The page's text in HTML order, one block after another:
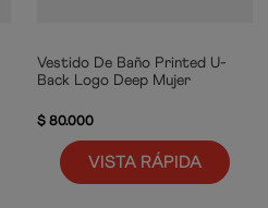
Vestido De Baño Printed U-
Back Logo Deep Mujer
$80.000
VISTA RÁPIDA